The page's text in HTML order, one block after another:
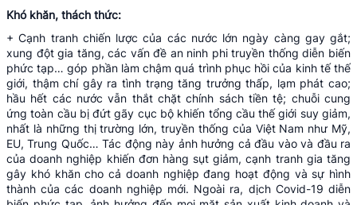
Khó khăn, thách thức:
+ Cạnh tranh chiến lược của các nước lớn ngày càng gay gắt;
xung đột gia tăng, các vấn đề an ninh phi truyền thống diễn biến
phức tạp… góp phần làm chậm quá trình phục hồi của kinh tế thế
giới, thậm chí gây ra tình trạng tăng trưởng thấp, lạm phát cao;
hầu hết các nước vẫn thắt chặt chính sách tiền tệ; chuỗi cung
ứng toàn cầu bị đứt gãy cục bộ khiến tổng cầu thế giới suy giảm,
nhất là những thị trường lớn, truyền thống của Việt Nam như Mỹ,
EU, Trung Quốc… Tác động này ảnh hưởng cả đầu vào và đầu ra
của doanh nghiệp khiến đơn hàng sụt giảm, cạnh tranh gia tăng
gây khó khăn cho cả doanh nghiệp đang hoạt động và sự hình
thành của các doanh nghiệp mới. Ngoài ra, dịch Covid-19 diễn